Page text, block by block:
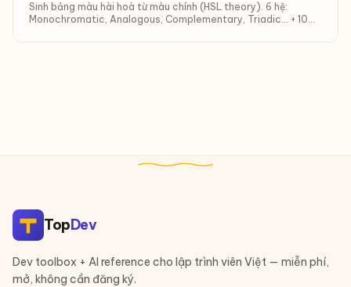
Sinh bảng màu hài hoà từ màu chính (HSL theory). 6 hệ:
Monochromatic, Analogous, Complementary, Triadic… + 10
TopDev
Dev toolbox + AI reference cho lập trình viên Việt — miễn phí,
mở, không cần đăng ký.